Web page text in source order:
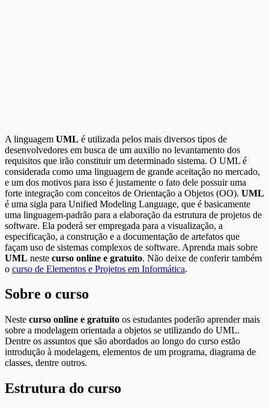
A linguagem UML é utilizada pelos mais diversos tipos de
desenvolvedores em busca de um auxilio no levantamento dos
requisitos que irão constituir um determinado sistema. O UML é
considerada como uma linguagem de grande aceitação no mercado,
e um dos motivos para isso é justamente o fato dele possuir uma
forte integração com conceitos de Orientação a Objetos (OO). UML
é uma sigla para Unified Modeling Language, que é basicamente
uma linguagem-padrão para a elaboração da estrutura de projetos de
software. Ela poderá ser empregada para a visualização, a
especificação, a construção e a documentação de artefatos que
façam uso de sistemas complexos de software. Aprenda mais sobre
UML neste curso online e gratuito. Não deixe de conferir também
o curso de Elementos e Projetos em Informática.
Sobre o curso
Neste curso online e gratuito os estudantes poderão aprender mais
sobre a modelagem orientada a objetos se utilizando do UML.
Dentre os assuntos que são abordados ao longo do curso estão
introdução à modelagem, elementos de um programa, diagrama de
classes, dentre outros.
Estrutura do curso